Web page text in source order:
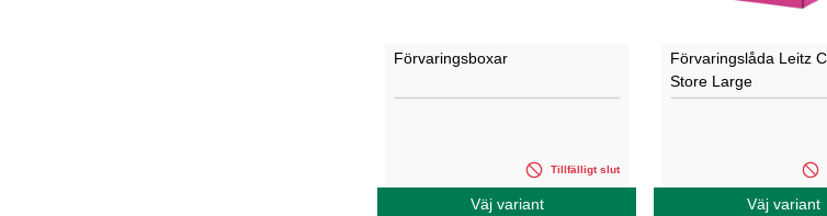
Förvaringsboxar
Tillfälligt slut
Väj variant
Förvaringslåda Leitz
Store Large
Väj variant